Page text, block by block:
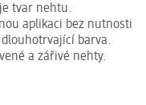
tvar nehtu.
aplikaci bez nutnosti
dlouhotrvající barva.
a zářivé nehty.